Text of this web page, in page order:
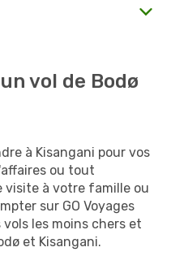
vol de Bodø
à Kisangani pour vos
ou tout
visite à votre famille ou
sur GO Voyages
les moins chers et
et Kisangani.